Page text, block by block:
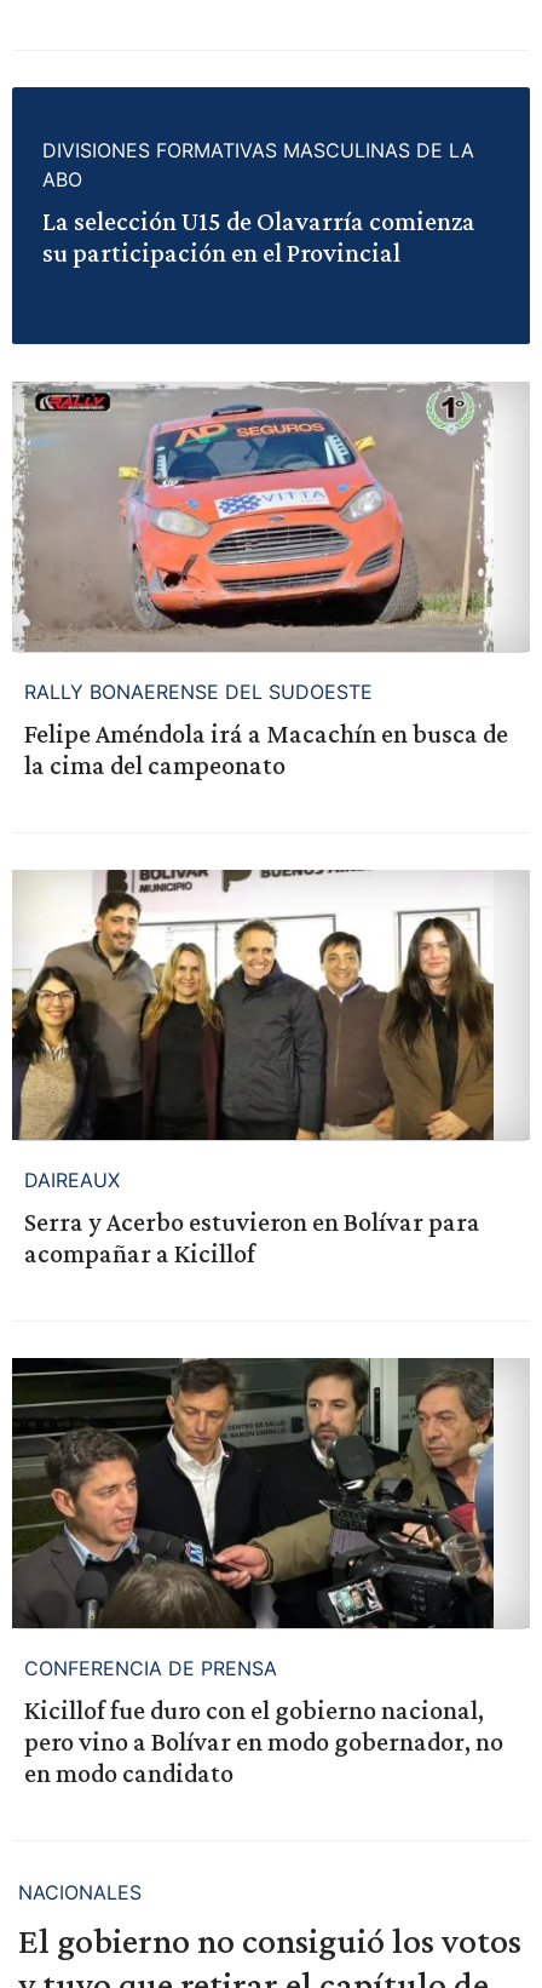
DIVISIONES FORMATIVAS MASCULINAS DE LA
ABO
La selección U15 de Olavarría comienza
su participación en el Provincial
RALLY BONAERENSE DEL SUDOESTE
Felipe Améndola irá a Macachín en busca de
la cima del campeonato
DAIREAUX
Serra y Acerbo estuvieron en Bolívar para
acompañar a Kicillof
CONFERENCIA DE PRENSA
Kicillof fue duro con el gobierno nacional,
pero vino a Bolívar en modo gobernador, no
en modo candidato
NACIONALES
El gobierno no consiguió los votos